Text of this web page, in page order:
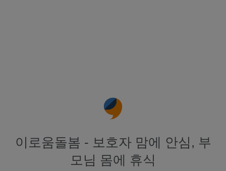
이로움돌봄 - 보호자 맘에 안심, 부
모님 몸에 휴식